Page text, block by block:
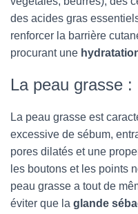
des acides gras
renforcer la barrière
procurant une
La peau grasse
La peau grasse est
excessive de sébum,
pores dilatés et une
les boutons et les points
peau grasse a tout de
éviter que la glande